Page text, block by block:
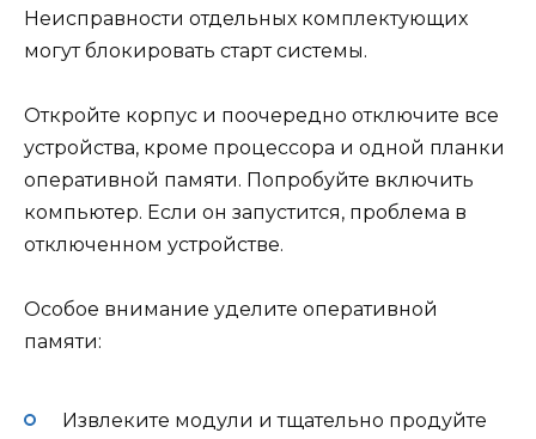
Неисправности отдельных комплектующих
могут блокировать старт системы.
Откройте корпус и поочередно отключите все
устройства, кроме процессора и одной планки
оперативной памяти. Попробуйте включить
компьютер. Если он запустится, проблема в
отключенном устройстве.
Особое внимание уделите оперативной
памяти:
Извлеките модули и тщательно продуйте